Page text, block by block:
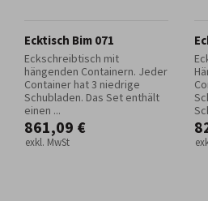
Ecktisch Bim 071
Eckschreibtisch mit
hängenden Containern. Jeder
Container hat 3 niedrige
Schubladen. Das Set enthält
einen ...
861,09 €
exkl. MwSt